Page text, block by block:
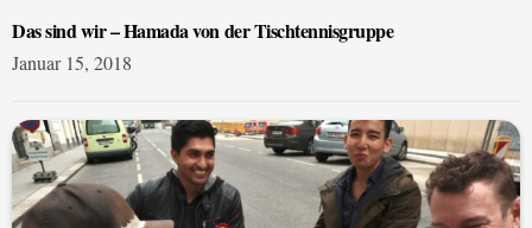
Das sind wir – Hamada von der Tischtennisgruppe
Januar 15, 2018